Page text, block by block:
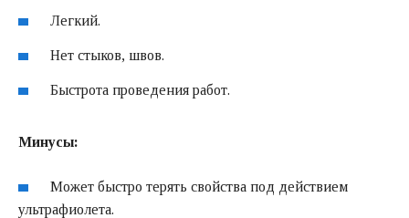
Легкий.
Нет стыков, швов.
Быстрота проведения работ.
Минусы:
Может быстро терять свойства под действием
ультрафиолета.